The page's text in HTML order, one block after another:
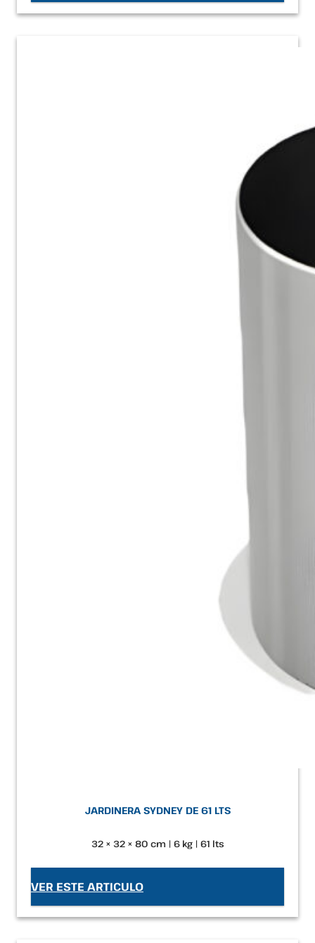
JARDINERA SYDNEY DE 61 LTS
32 × 32 × 80 cm | 6 kg | 61 lts
VER ESTE ARTICULO